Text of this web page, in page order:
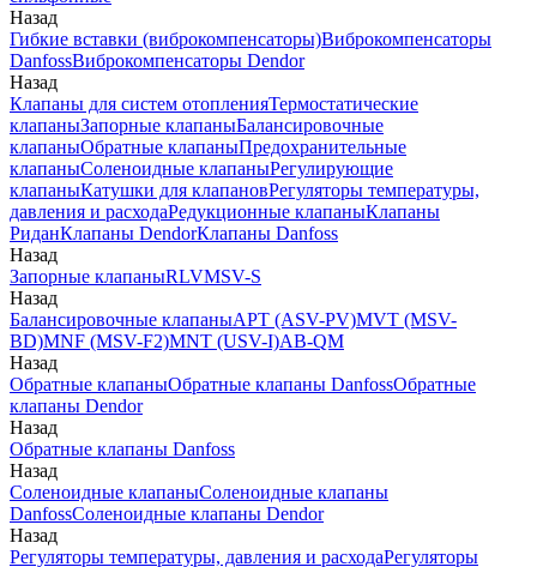
Назад
Гибкие вставки (виброкомпенсаторы)Виброкомпенсаторы
DanfossВиброкомпенсаторы Dendor
Назад
Клапаны для систем отопленияТермостатические
клапаныЗапорные клапаныБалансировочные
клапаныОбратные клапаныПредохранительные
клапаныСоленоидные клапаныРегулирующие
клапаныКатушки для клапановРегуляторы температуры,
давления и расходаРедукционные клапаныКлапаны
РиданКлапаны DendorКлапаны Danfoss
Назад
Запорные клапаныRLVMSV-S
Назад
Балансировочные клапаныAPT (ASV-PV)MVT (MSV-
BD)MNF (MSV-F2)MNT (USV-I)AB-QM
Назад
Обратные клапаныОбратные клапаны DanfossОбратные
клапаны Dendor
Назад
Обратные клапаны Danfoss
Назад
Соленоидные клапаныСоленоидные клапаны
DanfossСоленоидные клапаны Dendor
Назад
Регуляторы температуры, давления и расходаРегуляторы